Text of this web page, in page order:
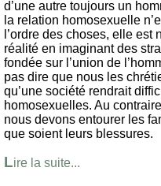
d’une autre toujours un
la relation homosexuelle
l’ordre des choses, elle
réalité en imaginant des
fondée sur l’union de
pas dire que nous les
qu’une société rendrait
homosexuelles. Au
nous devons entourer les
que soient leurs blessures.
Lire la suite...